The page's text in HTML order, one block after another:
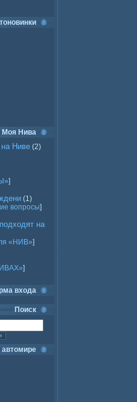
Нива
на Ниве (2)
]
(1)
вопросы]
на
«НИВ»]
]
входа
Поиск
автомире